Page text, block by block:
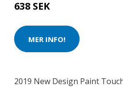
638 SEK
MER INFO!
2019 New Design Paint